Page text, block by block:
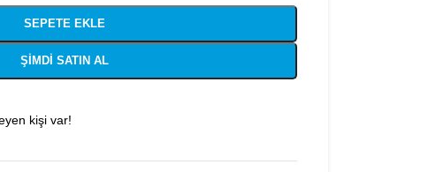
SEPETE EKLE
ŞIMDI SATIN AL
kişi var!